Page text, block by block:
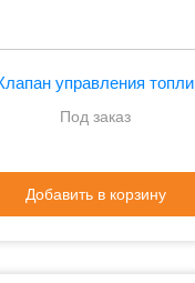
управления
Под заказ
Добавить в корзину